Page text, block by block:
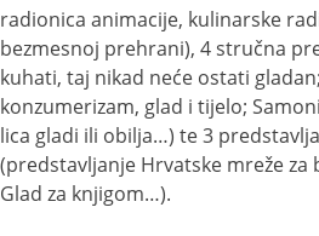
radionica animacije, kulinarske
bezmesnoj prehrani), 4 stručna
kuhati, taj nikad neće ostati
konzumerizam, glad i tijelo;
lica gladi ili obilja…) te 3
(predstavljanje Hrvatske mreže za
Glad za knjigom…).